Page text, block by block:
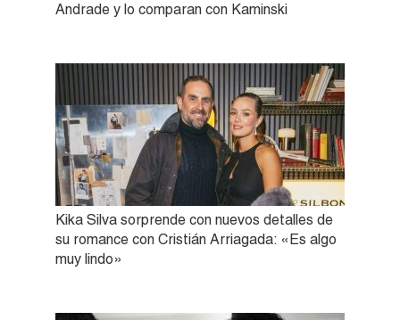
Andrade y lo comparan con Kaminski
Kika Silva sorprende con nuevos detalles de
su romance con Cristián Arriagada: «Es algo
muy lindo»